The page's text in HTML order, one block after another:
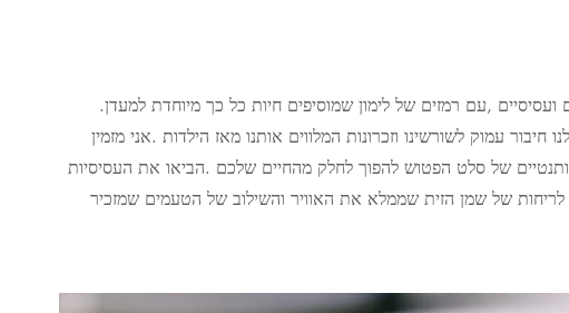
,עם רמזים של לימון שמוסיפים חיות כל כך מיוחדת למעדן.
עמוק לשורשינו וזכרונות המלווים אותנו מאז הילדות .אני מזמין
של סלט הפטוש להפוך לחלק מהחיים שלכם .הביאו את העסיסיות
של שמן הזית שממלא את האוויר והשילוב של הטעמים שמזכיר